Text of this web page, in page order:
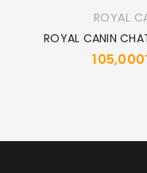
ROYAL
ROYAL CANIN
105,000